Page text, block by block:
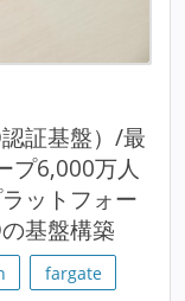
証基盤）/最
プ6,000万人
ットフォー
基盤構築
fargate